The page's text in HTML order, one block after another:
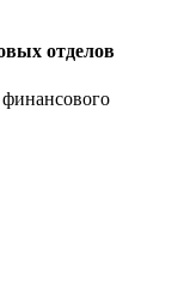
отделов